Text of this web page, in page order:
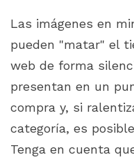
Las imágenes en
pueden "matar" el
web de forma
presentan en un
compra y, si
categoría, es
Tenga en cuenta